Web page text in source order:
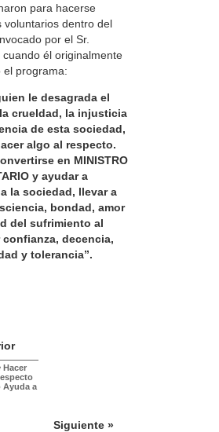
para hacerse
voluntarios dentro del
por el Sr.
cuando él originalmente
el programa:
le desagrada el
crueldad, la injusticia
de esta sociedad,
algo al respecto.
en MINISTRO
y ayudar a
la sociedad, llevar a
bondad, amor
del sufrimiento al
decencia,
y tolerancia”.
Hacer
Ayuda a
Siguiente »